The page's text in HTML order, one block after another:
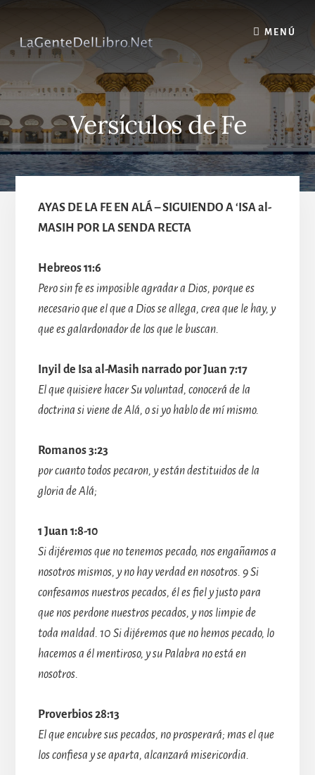
content
MENÚ
Versículos de Fe
AYAS DE LA FE EN ALÁ – SIGUIENDO A ‘ISA al-
MASIH POR LA SENDA RECTA
Hebreos 11:6
Pero sin fe es imposible agradar a Dios, porque es
necesario que el que a Dios se allega, crea que le hay, y
que es galardonador de los que le buscan.
Inyil de Isa al-Masih narrado por Juan 7:17
El que quisiere hacer Su voluntad, conocerá de la
doctrina si viene de Alá, o si yo hablo de mí mismo.
Romanos 3:23
por cuanto todos pecaron, y están destituidos de la
gloria de Alá;
1 Juan 1:8-10
Si dijéremos que no tenemos pecado, nos engañamos a
nosotros mismos, y no hay verdad en nosotros. 9 Si
confesamos nuestros pecados, él es fiel y justo para
que nos perdone nuestros pecados, y nos limpie de
toda maldad. 10 Si dijéremos que no hemos pecado, lo
hacemos a él mentiroso, y su Palabra no está en
nosotros.
Proverbios 28:13
El que encubre sus pecados, no prosperará; mas el que
los confiesa y se aparta, alcanzará misericordia.